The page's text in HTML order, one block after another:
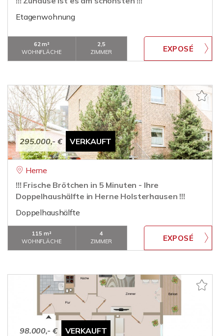
Etagenwohnung
62 m²
WOHNFLÄCHE
2,5
ZIMMER
295.000,- € VERKAUFT
Herne
!!! Frische Brötchen in 5 Minuten - Ihre
Doppelhaushälfte in Herne Holsterhausen !!!
Doppelhaushälfte
115 m²
WOHNFLÄCHE
4
ZIMMER
98.000,- € VERKAUFT